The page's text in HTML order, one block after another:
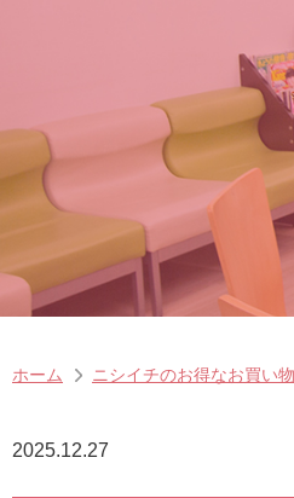
ホーム ニシイチのお得なお買い
2025.12.27